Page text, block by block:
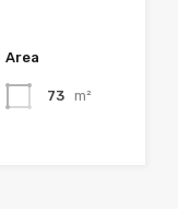
Area
73 m²